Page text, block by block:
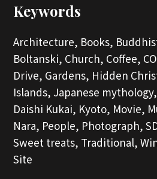
Keywords
Architecture, Books,
Boltanski, Church, Coffee,
Drive, Gardens, Hidden
Islands, Japanese mythology,
Daishi Kukai, Kyoto, Movie,
Nara, People, Photograph,
Sweet treats, Traditional,
Site